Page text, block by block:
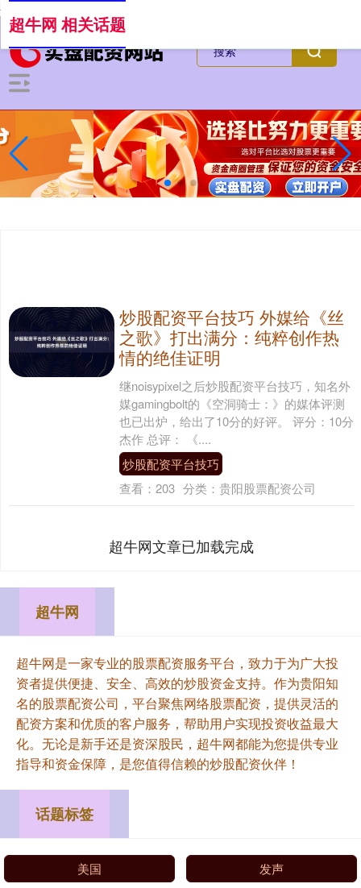
-->
超牛网 相关话题
炒股配资平台技巧 外媒给《丝
之歌》打出满分：纯粹创作热
情的绝佳证明
继noisypixel之后炒股配资平台技巧，知名外
媒gamingbolt的《空洞骑士：》的媒体评测
也已出炉，给出了10分的好评。 评分：10分
杰作 总评： 《....
炒股配资平台技巧
查看： 203 分类： 贵阳股票配资公司
超牛网文章已加载完成
超牛网
超牛网是一家专业的股票配资服务平台，致力于为广大投
资者提供便捷、安全、高效的炒股资金支持。作为贵阳知
名的股票配资公司，平台聚焦网络股票配资，提供灵活的
配资方案和优质的客户服务，帮助用户实现投资收益最大
化。无论是新手还是资深股民，超牛网都能为您提供专业
指导和资金保障，是您值得信赖的炒股配资伙伴！
话题标签
美国 发声